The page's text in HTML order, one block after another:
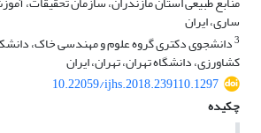
ساری، ایران
3دانشجوی دکتری گروه علوم و مهندسی خاک،
کشاورزی، دانشگاه تهران، تهران، ایران
10.22059/ijhs.2018.239110.1297
چکیده